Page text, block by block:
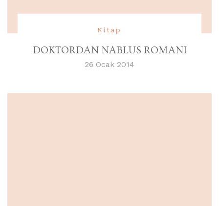
Kitap
DOKTORDAN NABLUS ROMANI
26 Ocak 2014